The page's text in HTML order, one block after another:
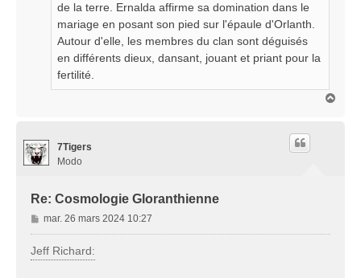
de la terre. Ernalda affirme sa domination dans le
mariage en posant son pied sur l'épaule d'Orlanth.
Autour d'elle, les membres du clan sont déguisés
en différents dieux, dansant, jouant et priant pour la
fertilité.
7Tigers
Modo
Re: Cosmologie Gloranthienne
M
e
s
s
mar. 26 mars 2024 10:27
Jeff Richard: